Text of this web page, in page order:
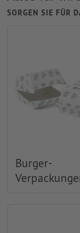
SORGEN SIE FÜR
Burger-